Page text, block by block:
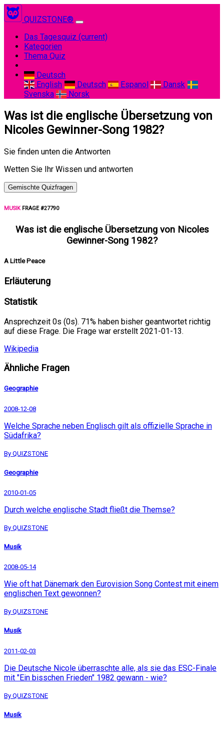
QUIZSTONE®
Das Tagesquiz (current)
Kategorien
Thema Quiz
Deutsch
English
Deutsch Espanol
Dansk
Svenska
Norsk
Was ist die englische Übersetzung von
Nicoles Gewinner-Song 1982?
Sie finden unten die Antworten
Wetten Sie Ihr Wissen und antworten
Gemischte Quizfragen
MUSIKFRAGE #27790
Was ist die englische Übersetzung von Nicoles
Gewinner-Song 1982?
A Little Peace
Erläuterung
Statistik
Ansprechzeit 0s (0s). 71% haben bisher geantwortet richtig
auf diese Frage. Die Frage war erstellt 2021-01-13.
Wikipedia
Ähnliche Fragen
Geographie
2008-12-08
Welche Sprache neben Englisch gilt als offizielle Sprache in
Südafrika?
By QUIZSTONE
Geographie
2010-01-05
Durch welche englische Stadt fließt die Themse?
By QUIZSTONE
Musik
2008-05-14
Wie oft hat Dänemark den Eurovision Song Contest mit einem
englischen Text gewonnen?
By QUIZSTONE
Musik
2011-02-03
Die Deutsche Nicole überraschte alle, als sie das ESC-Finale
mit "Ein bisschen Frieden" 1982 gewann - wie?
By QUIZSTONE
Musik